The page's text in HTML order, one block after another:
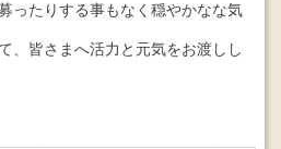
ったりする事もなく穏やかなな気
、皆さまへ活力と元気をお渡しし